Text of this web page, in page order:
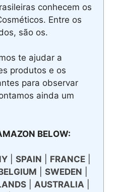
conhecem os
Entre os
são os.
te ajudar a
produtos e os
para observar
ainda um
BELOW:
| SPAIN FRANCE|
SWEDEN
| AUSTRALIA